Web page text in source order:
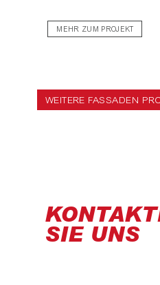
MEHR ZUM PROJEKT
WEITERE FASSADEN
SIE UNS